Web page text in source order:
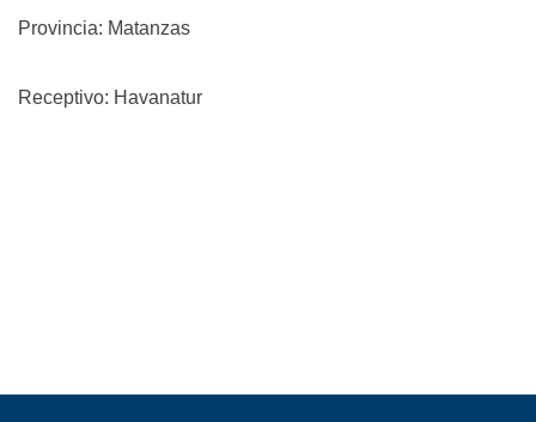
Provincia: Matanzas
Receptivo: Havanatur